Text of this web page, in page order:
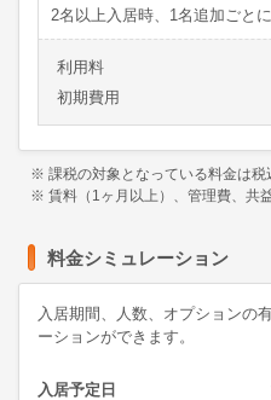
2名以上入居時、1名追加ごとに
利用料
初期費用
※ 課税の対象となっている料金は税
※ 賃料（1ヶ月以上）、管理費、共
料金シミュレーション
入居期間、人数、オプションの
ーションができます。
入居予定日